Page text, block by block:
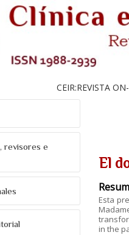
CEIR:REVISTA
revisores e
El
Esta
in the